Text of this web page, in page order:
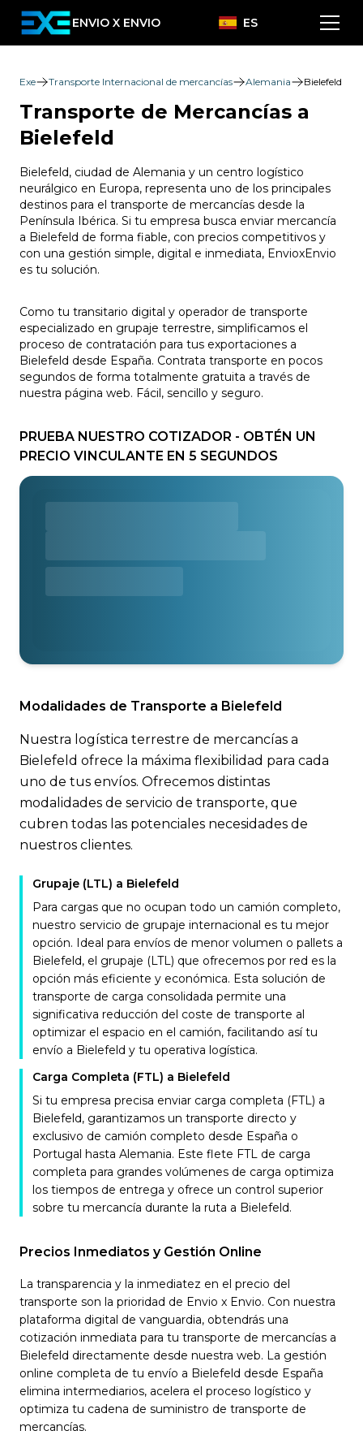
ENVIO X ENVIO ES
Exe Transporte Internacional de mercancías Alemania Bielefeld
Transporte de Mercancías a
Bielefeld
Bielefeld, ciudad de Alemania y un centro logístico
neurálgico en Europa, representa uno de los principales
destinos para el transporte de mercancías desde la
Península Ibérica. Si tu empresa busca enviar mercancía
a Bielefeld de forma fiable, con precios competitivos y
con una gestión simple, digital e inmediata, EnvioxEnvio
es tu solución.
Como tu transitario digital y operador de transporte
especializado en grupaje terrestre, simplificamos el
proceso de contratación para tus exportaciones a
Bielefeld desde España. Contrata transporte en pocos
segundos de forma totalmente gratuita a través de
nuestra página web. Fácil, sencillo y seguro.
PRUEBA NUESTRO COTIZADOR - OBTÉN UN
PRECIO VINCULANTE EN 5 SEGUNDOS
Modalidades de Transporte a Bielefeld
Nuestra logística terrestre de mercancías a
Bielefeld ofrece la máxima flexibilidad para cada
uno de tus envíos. Ofrecemos distintas
modalidades de servicio de transporte, que
cubren todas las potenciales necesidades de
nuestros clientes.
Grupaje (LTL) a Bielefeld
Para cargas que no ocupan todo un camión completo,
nuestro servicio de grupaje internacional es tu mejor
opción. Ideal para envíos de menor volumen o pallets a
Bielefeld, el grupaje (LTL) que ofrecemos por red es la
opción más eficiente y económica. Esta solución de
transporte de carga consolidada permite una
significativa reducción del coste de transporte al
optimizar el espacio en el camión, facilitando así tu
envío a Bielefeld y tu operativa logística.
Carga Completa (FTL) a Bielefeld
Si tu empresa precisa enviar carga completa (FTL) a
Bielefeld, garantizamos un transporte directo y
exclusivo de camión completo desde España o
Portugal hasta Alemania. Este flete FTL de carga
completa para grandes volúmenes de carga optimiza
los tiempos de entrega y ofrece un control superior
sobre tu mercancía durante la ruta a Bielefeld.
Precios Inmediatos y Gestión Online
La transparencia y la inmediatez en el precio del
transporte son la prioridad de Envio x Envio. Con nuestra
plataforma digital de vanguardia, obtendrás una
cotización inmediata para tu transporte de mercancías a
Bielefeld directamente desde nuestra web. La gestión
online completa de tu envío a Bielefeld desde España
elimina intermediarios, acelera el proceso logístico y
optimiza tu cadena de suministro de transporte de
mercancías.